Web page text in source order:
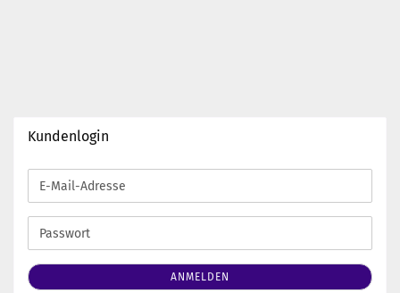
Kundenlogin
E-
Mail-
Adresse
Passwort
ANMELDEN